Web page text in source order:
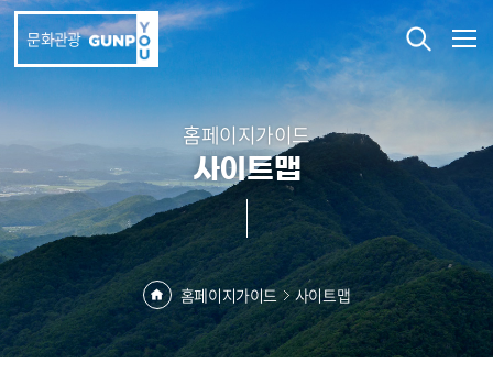
본문 바로가기
문화관광
홈페이지가이드
사이트맵
홈페이지가이드 사이트맵